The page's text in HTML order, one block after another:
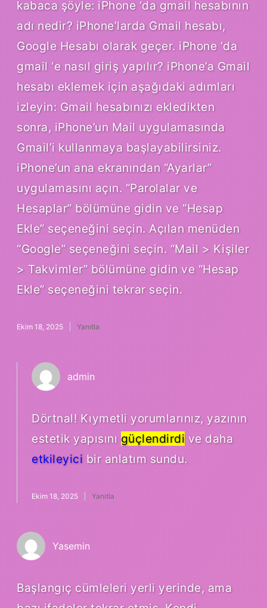
kabaca şöyle: iPhone ‘da gmail hesabının
adı nedir? iPhone’larda Gmail hesabı,
Google Hesabı olarak geçer. iPhone ‘da
gmail ‘e nasıl giriş yapılır? iPhone’a Gmail
hesabı eklemek için aşağıdaki adımları
izleyin: Gmail hesabınızı ekledikten
sonra, iPhone’un Mail uygulamasında
Gmail’i kullanmaya başlayabilirsiniz.
iPhone’un ana ekranından “Ayarlar”
uygulamasını açın. “Parolalar ve
Hesaplar” bölümüne gidin ve “Hesap
Ekle” seçeneğini seçin. Açılan menüden
“Google” seçeneğini seçin. “Mail > Kişiler
> Takvimler” bölümüne gidin ve “Hesap
Ekle” seçeneğini tekrar seçin.
Ekim 18, 2025 Yanıtla
admin
Dörtnal! Kıymetli yorumlarınız, yazının
estetik yapısını güçlendirdi ve daha
etkileyici bir anlatım sundu.
Ekim 18, 2025 Yanıtla
Yasemin
Başlangıç cümleleri yerli yerinde, ama